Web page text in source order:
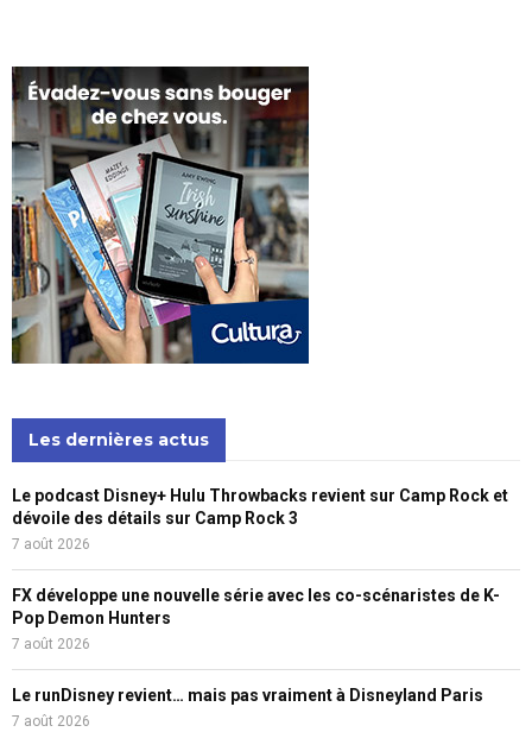
Les dernières actus
Le podcast Disney+ Hulu Throwbacks revient sur Camp Rock et
dévoile des détails sur Camp Rock 3
7 août 2026
FX développe une nouvelle série avec les co-scénaristes de K-
Pop Demon Hunters
7 août 2026
Le runDisney revient… mais pas vraiment à Disneyland Paris
7 août 2026